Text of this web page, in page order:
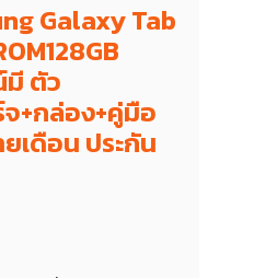
Galaxy Tab
ตัว
จ+กล่อง+คู่มือ
ดือน ประกัน